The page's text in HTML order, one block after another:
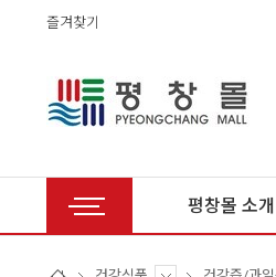
즐겨찾기
평창몰 소개